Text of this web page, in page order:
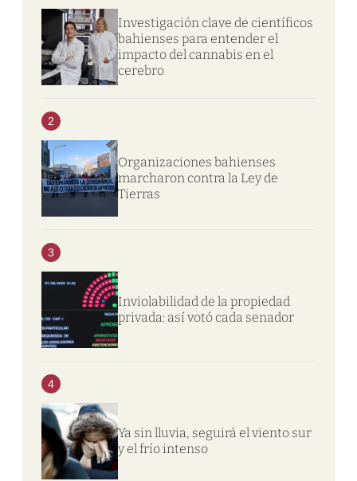
Investigación clave de científicos
bahienses para entender el
impacto del cannabis en el
cerebro
2
Organizaciones bahienses
marcharon contra la Ley de
Tierras
3
Inviolabilidad de la propiedad
privada: así votó cada senador
4
Ya sin lluvia, seguirá el viento sur
y el frío intenso